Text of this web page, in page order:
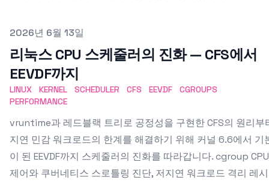
Published on
2026년 6월 13일
리눅스 CPU 스케줄러의 진화 — CFS에서
EEVDF까지
LINUX KERNEL SCHEDULER CFS EEVDF
CGROUPS
PERFORMANCE
vruntime과 레드블랙 트리로 공정성을 구현한 CFS의 원리부
지연 민감 워크로드의 한계를 해결하기 위해 커널 6.6에서 기
이 된 EEVDF까지 스케줄러의 진화를 따라갑니다. cgroup CPU
제어와 쿠버네티스 스로틀링 진단, 저지연 워크로드 격리 레